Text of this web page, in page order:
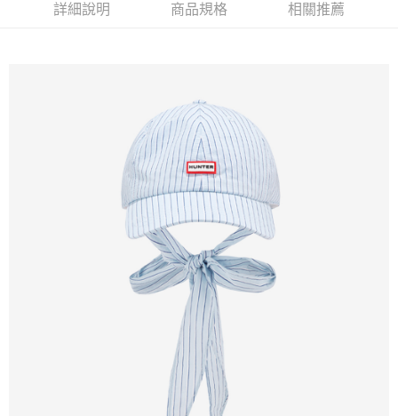
付款後7-11取貨
每筆NT$110，滿NT$2,000(含以上)免運費
詳細說明 商品規格 相關推薦